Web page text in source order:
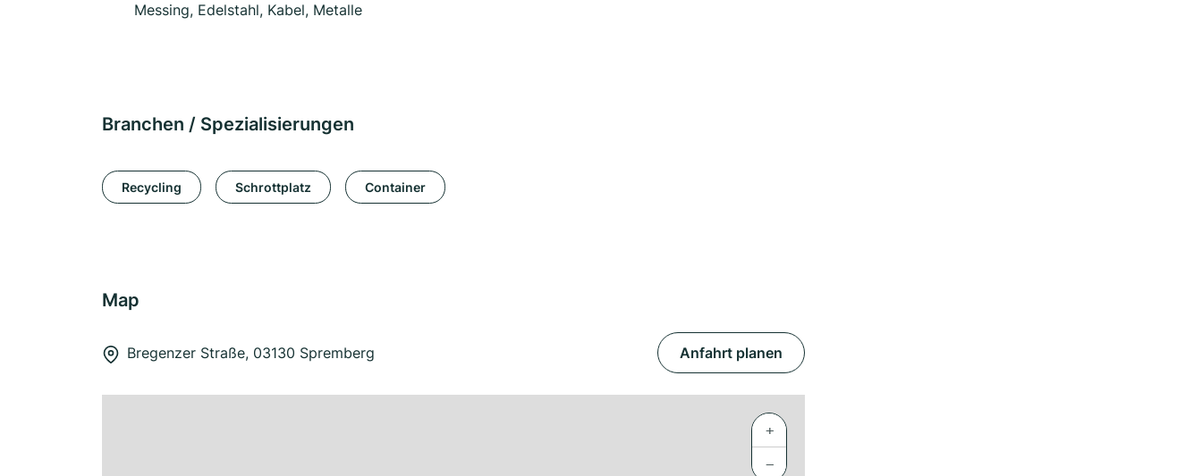
Messing, Edelstahl, Kabel, Metalle
Branchen / Spezialisierungen
Recycling Schrottplatz Container
Map
Bregenzer Straße, 03130 Spremberg Anfahrt planen
+
−